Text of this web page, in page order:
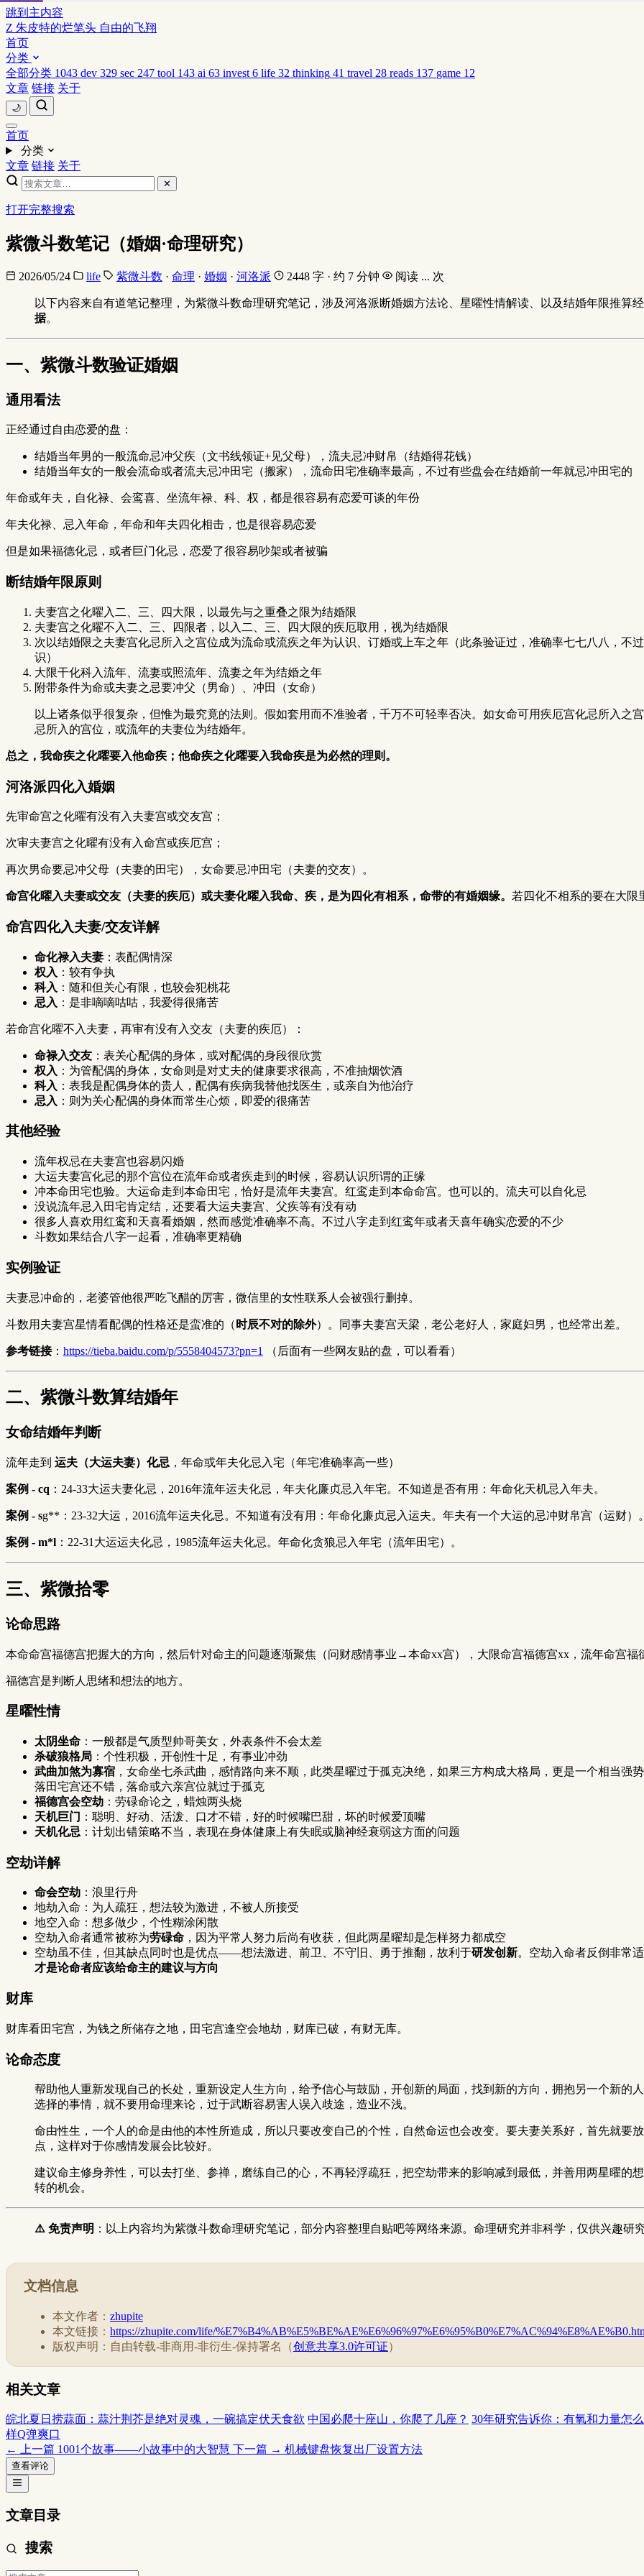
跳到主内容
Z 朱皮特的烂笔头 自由的飞翔
首页
分类
全部分类 1043 dev 329 sec 247 tool 143 ai 63 invest 6 life 32 thinking 41 travel 28 reads 137 game 12
文章 链接 关于
🌙
首页
分类
文章 链接 关于
✕
打开完整搜索
紫微斗数笔记（婚姻·命理研究）
2026/05/24 life 紫微斗数 · 命理 · 婚姻 · 河洛派 2448 字 · 约 7 分钟 阅读 ... 次
以下内容来自有道笔记整理，为紫微斗数命理研究笔记，涉及河洛派断婚姻方法论、星曜性情解读、以及结婚年限推算
据。
一、紫微斗数验证婚姻
通用看法
正经通过自由恋爱的盘：
结婚当年男的一般流命忌冲父疾（文书线领证+见父母），流夫忌冲财帛（结婚得花钱）
结婚当年女的一般会流命或者流夫忌冲田宅（搬家），流命田宅准确率最高，不过有些盘会在结婚前一年就忌冲田宅的
年命或年夫，自化禄、会鸾喜、坐流年禄、科、权，都是很容易有恋爱可谈的年份
年夫化禄、忌入年命，年命和年夫四化相击，也是很容易恋爱
但是如果福德化忌，或者巨门化忌，恋爱了很容易吵架或者被骗
断结婚年限原则
夫妻宫之化曜入二、三、四大限，以最先与之重叠之限为结婚限
夫妻宫之化曜不入二、三、四限者，以入二、三、四大限的疾厄取用，视为结婚限
次以结婚限之夫妻宫化忌所入之宫位成为流命或流疾之年为认识、订婚或上车之年（此条验证过，准确率七七八八，不
识）
大限干化科入流年、流妻或照流年、流妻之年为结婚之年
附带条件为命或夫妻之忌要冲父（男命）、冲田（女命）
以上诸条似乎很复杂，但惟为最究竟的法则。假如套用而不准验者，千万不可轻率否决。如女命可用疾厄宫化忌所入之
忌所入的宫位，或流年的夫妻位为结婚年。
总之，我命疾之化曜要入他命疾；他命疾之化曜要入我命疾是为必然的理则。
河洛派四化入婚姻
先审命宫之化曜有没有入夫妻宫或交友宫；
次审夫妻宫之化曜有没有入命宫或疾厄宫；
再次男命要忌冲父母（夫妻的田宅），女命要忌冲田宅（夫妻的交友）。
命宫化曜入夫妻或交友（夫妻的疾厄）或夫妻化曜入我命、疾，是为四化有相系，命带的有婚姻缘。 若四化不相系的要在大限
命宫四化入夫妻/交友详解
命化禄入夫妻 ：表配偶情深
权入 ：较有争执
科入 ：随和但关心有限，也较会犯桃花
忌入 ：是非嘀嘀咕咕，我爱得很痛苦
若命宫化曜不入夫妻，再审有没有入交友（夫妻的疾厄）：
命禄入交友 ：表关心配偶的身体，或对配偶的身段很欣赏
权入 ：为管配偶的身体，女命则是对丈夫的健康要求很高，不准抽烟饮酒
科入 ：表我是配偶身体的贵人，配偶有疾病我替他找医生，或亲自为他治疗
忌入 ：则为关心配偶的身体而常生心烦，即爱的很痛苦
其他经验
流年权忌在夫妻宫也容易闪婚
大运夫妻宫化忌的那个宫位在流年命或者疾走到的时候，容易认识所谓的正缘
冲本命田宅也验。大运命走到本命田宅，恰好是流年夫妻宫。红鸾走到本命命宫。也可以的。流夫可以自化忌
没说流年忌入田宅肯定结，还要看大运夫妻宫、父疾等有没有动
很多人喜欢用红鸾和天喜看婚姻，然而感觉准确率不高。不过八字走到红鸾年或者天喜年确实恋爱的不少
斗数如果结合八字一起看，准确率更精确
实例验证
夫妻忌冲命的，老婆管他很严吃飞醋的厉害，微信里的女性联系人会被强行删掉。
斗数用夫妻宫星情看配偶的性格还是蛮准的（ 时辰不对的除外）。同事夫妻宫天梁，老公老好人，家庭妇男，也经常出差。
参考链接： https://tieba.baidu.com/p/5558404573?pn=1 （后面有一些网友贴的盘，可以看看）
二、紫微斗数算结婚年
女命结婚年判断
流年走到 运夫（大运夫妻）化忌 ，年命或年夫化忌入宅（年宅准确率高一些）
案例 - cq ：24-33大运夫妻化忌，2016年流年运夫化忌，年夫化廉贞忌入年宅。不知道是否有用：年命化天机忌入年夫。
案例 - sg**：23-32大运，2016流年运夫化忌。不知道有没有用：年命化廉贞忌入运夫。年夫有一个大运的忌冲财帛宫（运财）
案例 - m*l ：22-31大运运夫化忌，1985流年运夫化忌。年命化贪狼忌入年宅（流年田宅）。
三、紫微拾零
论命思路
本命命宫福德宫把握大的方向，然后针对命主的问题逐渐聚焦（问财感情事业→本命xx宫），大限命宫福德宫xx，流年命宫福
福德宫是判断人思绪和想法的地方。
星曜性情
太阴坐命 ：一般都是气质型帅哥美女，外表条件不会太差
杀破狼格局 ：个性积极，开创性十足，有事业冲劲
武曲加煞为寡宿 ，女命坐七杀武曲，感情路向来不顺，此类星曜过于孤克决绝，如果三方构成大格局，更是一个相当
落田宅宫还不错，落命或六亲宫位就过于孤克
福德宫会空劫 ：劳碌命论之，蜡烛两头烧
天机巨门 ：聪明、好动、活泼、口才不错，好的时候嘴巴甜，坏的时候爱顶嘴
天机化忌 ：计划出错策略不当，表现在身体健康上有失眠或脑神经衰弱这方面的问题
空劫详解
命会空劫 ：浪里行舟
地劫入命：为人疏狂，想法较为激进，不被人所接受
地空入命：想多做少，个性糊涂闲散
空劫入命者通常被称为劳碌命 ，因为平常人努力后尚有收获，但此两星曜却是怎样努力都成空
空劫虽不佳，但其缺点同时也是优点——想法激进、前卫、不守旧、勇于推翻，故利于研发创新。空劫入命者反倒非常
才是论命者应该给命主的建议与方向
财库
财库看田宅宫，为钱之所储存之地，田宅宫逢空会地劫，财库已破，有财无库。
论命态度
帮助他人重新发现自己的长处，重新设定人生方向，给予信心与鼓励，开创新的局面，找到新的方向，拥抱另一个新的
选择的事情，就不要用命理来论，过于武断容易害人误入歧途，造业不浅。
命由性生，一个人的命是由他的本性所造成，所以只要改变自己的个性，自然命运也会改变。要夫妻关系好，首先就要
点，这样对于你感情发展会比较好。
建议命主修身养性，可以去打坐、参禅，磨练自己的心，不再轻浮疏狂，把空劫带来的影响减到最低，并善用两星曜的
转的机会。
⚠️ 免责声明 ：以上内容均为紫微斗数命理研究笔记，部分内容整理自贴吧等网络来源。命理研究并非科学，仅供兴趣研
文档信息
本文作者： zhupite
本文链接： https://zhupite.com/life/
版权声明：自由转载-非商用-非衍生-保持署名（创意共享3.0许可证）
相关文章
皖北夏日捞蒜面：蒜汁荆芥是绝对灵魂，一碗搞定伏天食欲 中国必爬十座山，你爬了几座？ 30年研究告诉你：有氧和力量怎
样Q弹爽口
← 上一篇 1001个故事——小故事中的大智慧 下一篇 → 机械键盘恢复出厂设置方法
查看评论
文章目录
搜索